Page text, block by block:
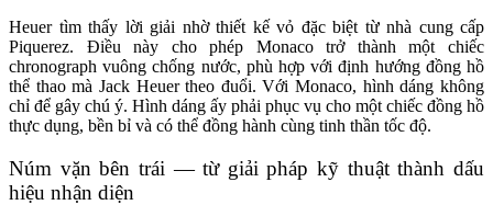
Heuer tìm thấy lời giải nhờ thiết kế vỏ đặc biệt từ nhà cung cấp
Piquerez. Điều này cho phép Monaco trở thành một chiếc
chronograph vuông chống nước, phù hợp với định hướng đồng hồ
thể thao mà Jack Heuer theo đuổi. Với Monaco, hình dáng không
chỉ để gây chú ý. Hình dáng ấy phải phục vụ cho một chiếc đồng hồ
thực dụng, bền bỉ và có thể đồng hành cùng tinh thần tốc độ.
Núm vặn bên trái — từ giải pháp kỹ thuật thành dấu
hiệu nhận diện